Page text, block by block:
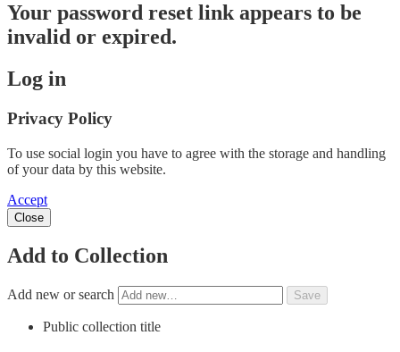
Your password reset link appears to be
invalid or expired.
Log in
Privacy Policy
To use social login you have to agree with the storage and handling
of your data by this website.
Accept
Close
Add to Collection
Add new or search
Public collection title